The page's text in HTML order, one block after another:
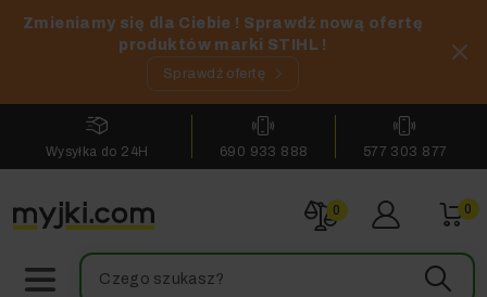
Zmieniamy się dla Ciebie ! Sprawdź nową ofertę
produktów marki STIHL !
Sprawdź ofertę
Wysyłka do 24H 690 933 888 577 303 877
0 0